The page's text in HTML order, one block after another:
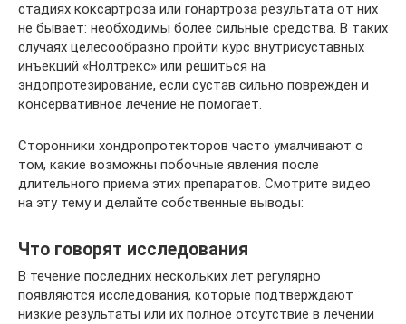
стадиях коксартроза или гонартроза результата от них
не бывает: необходимы более сильные средства. В таких
случаях целесообразно пройти курс внутрисуставных
инъекций «Нолтрекс» или решиться на
эндопротезирование, если сустав сильно поврежден и
консервативное лечение не помогает.
Сторонники хондропротекторов часто умалчивают о
том, какие возможны побочные явления после
длительного приема этих препаратов. Смотрите видео
на эту тему и делайте собственные выводы:
Что говорят исследования
В течение последних нескольких лет регулярно
появляются исследования, которые подтверждают
низкие результаты или их полное отсутствие в лечении